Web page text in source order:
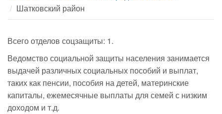
Шатковский район
Всего отделов соцзащиты: 1.
Ведомство социальной защиты населения занимается
выдачей различных социальных пособий и выплат,
таких как пенсии, пособия на детей, материнские
капиталы, ежемесячные выплаты для семей с низким
доходом и т.д.